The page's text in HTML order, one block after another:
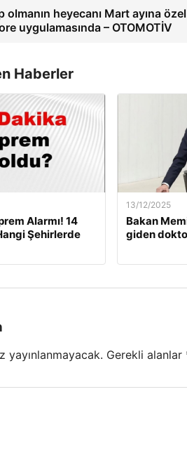
heyecanı Mart ayına
uygulamasında – OTOMOTİV
Haberler
Alarmı! 14
Şehirlerde
13/12/2025
Bakan
giden
yayınlanmayacak. Gerekli alanlar